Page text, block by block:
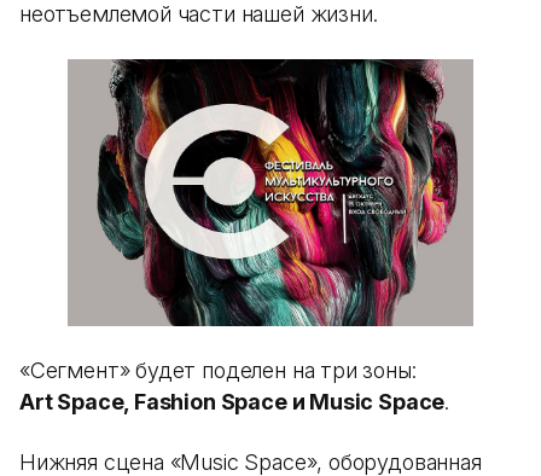
неотъемлемой части нашей жизни.
«Сегмент» будет поделен на три зоны:
Art Space, Fashion Space и Music Space.
Нижняя сцена «Music Space», оборудованная